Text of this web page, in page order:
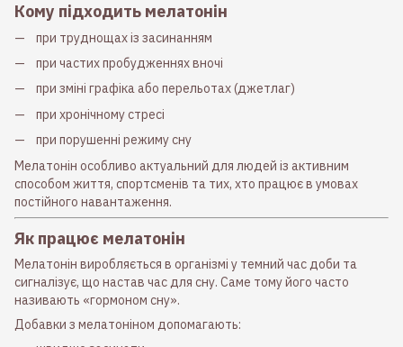
Кому підходить мелатонін
при труднощах із засинанням
при частих пробудженнях вночі
при зміні графіка або перельотах (джетлаг)
при хронічному стресі
при порушенні режиму сну
Мелатонін особливо актуальний для людей із активним
способом життя, спортсменів та тих, хто працює в умовах
постійного навантаження.
Як працює мелатонін
Мелатонін виробляється в організмі у темний час доби та
сигналізує, що настав час для сну. Саме тому його часто
називають «гормоном сну».
Добавки з мелатоніном допомагають: